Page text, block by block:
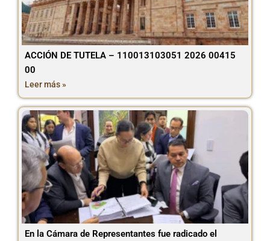
ACCIÓN DE TUTELA – 110013103051 2026 00415
00
Leer más »
En la Cámara de Representantes fue radicado el